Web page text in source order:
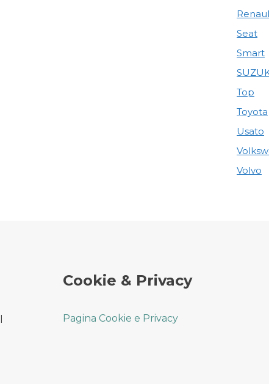
Seat
Smart
Top
Toyota
Usato
Volvo
Cookie & Privacy
Pagina Cookie e Privacy